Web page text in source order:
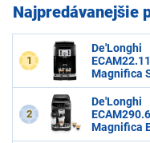
Najpredávanejšie
1
De'Longhi
Magnifica
2
De'Longhi
Magnifica